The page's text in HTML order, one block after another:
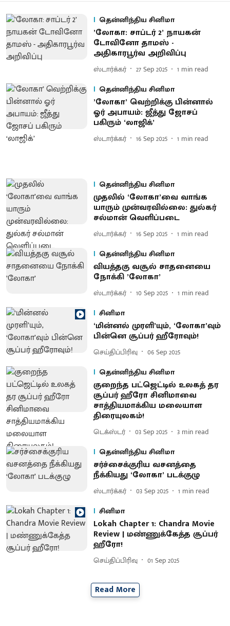
தென்னிந்திய சினிமா
’லோகா: சாப்டர் 2’ நாயகன்
டோவினோ தாமஸ் -
அதிகாரபூர்வ அறிவிப்பு
ஸ்டார்க்கர் 27 Sep 2025 1 min read
தென்னிந்திய சினிமா
’லோகா’ வெற்றிக்கு பின்னால்
ஓர் அபாயம்: ஜீத்து ஜோசப்
பகிரும் ‘லாஜிக்’
ஸ்டார்க்கர் 16 Sep 2025 1 min read
தென்னிந்திய சினிமா
முதலில் ‘லோகா’வை வாங்க
யாரும் முன்வரவில்லை: துல்கர்
சல்மான் வெளிப்படை
ஸ்டார்க்கர் 16 Sep 2025 1 min read
தென்னிந்திய சினிமா
வியத்தகு வசூல் சாதனையை
நோக்கி ’லோகா’
ஸ்டார்க்கர் 10 Sep 2025 1 min read
சினிமா
‘மின்னல் முரளி’யும், ‘லோகா’வும்
பின்னெ சூப்பர் ஹீரோவும்!
செய்திப்பிரிவு
06 Sep 2025
தென்னிந்திய சினிமா
குறைந்த பட்ஜெட்டில் உலகத் தர
சூப்பர் ஹீரோ சினிமாவை
சாத்தியமாக்கிய மலையாள
திரையுலகம்!
டெக்ஸ்டர் 03 Sep 2025 3 min read
தென்னிந்திய சினிமா
சர்ச்சைக்குரிய வசனத்தை
நீக்கியது ‘லோகா’ படக்குழு
ஸ்டார்க்கர் 03 Sep 2025 1 min read
சினிமா
Lokah Chapter 1: Chandra Movie
Review | மண்ணுக்கேத்த சூப்பர்
ஹீரோ!
செய்திப்பிரிவு 01 Sep 2025
Read More